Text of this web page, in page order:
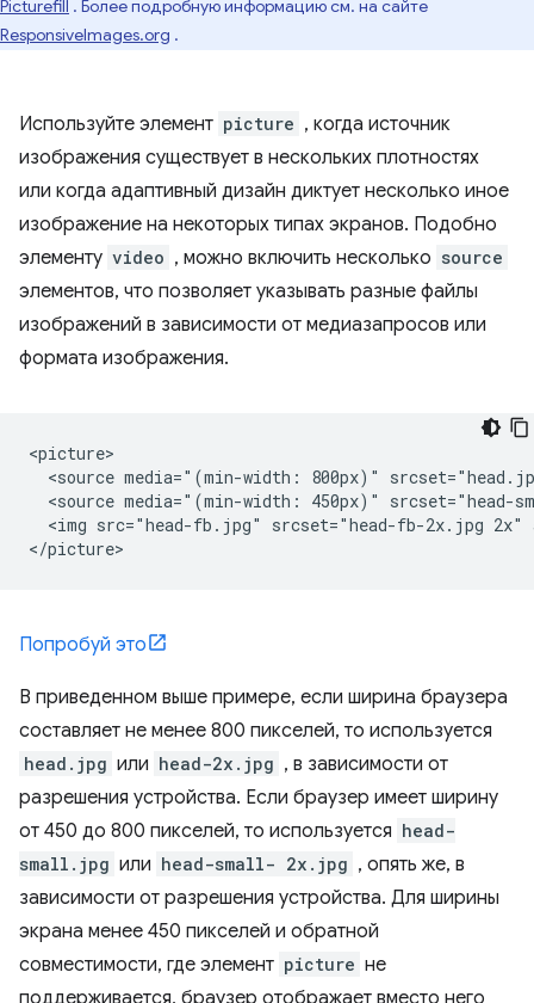
Picturefill . Более подробную информацию см. на сайте
ResponsiveImages.org .
Используйте элемент picture , когда источник
изображения существует в нескольких плотностях
или когда адаптивный дизайн диктует несколько иное
изображение на некоторых типах экранов. Подобно
элементу video , можно включить несколько source
элементов, что позволяет указывать разные файлы
изображений в зависимости от медиазапросов или
формата изображения.
<picture>
<source media="(min-width: 800px)"
<source media="(min-width: 450px)" srcset="head-
<img src="head-fb.jpg" srcset="head-fb-2x.jpg 2x"
Попробуй это
В приведенном выше примере, если ширина браузера
составляет не менее 800 пикселей, то используется
head.jpg или head-2x.jpg , в зависимости от
разрешения устройства. Если браузер имеет ширину
от 450 до 800 пикселей, то используется head-
small.jpg или head-small- 2x.jpg , опять же, в
зависимости от разрешения устройства. Для ширины
экрана менее 450 пикселей и обратной
совместимости, где элемент picture не
поддерживается, браузер отображает вместо него